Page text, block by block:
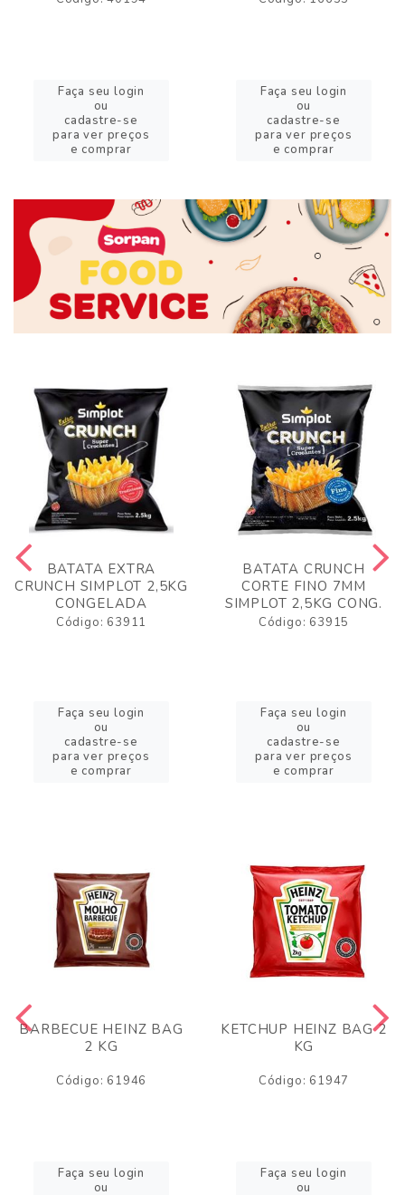
Faça seu login
ou
cadastre-se
para ver preços
e comprar
Faça seu login
ou
cadastre-se
para ver preços
e comprar
BATATA EXTRA
CRUNCH SIMPLOT 2,5KG
CONGELADA
Código: 63911
Faça seu login
ou
cadastre-se
para ver preços
e comprar
BATATA CRUNCH
CORTE FINO 7MM
SIMPLOT 2,5KG CONG.
Código: 63915
Faça seu login
ou
cadastre-se
para ver preços
e comprar
BARBECUE HEINZ BAG
2 KG
Código: 61946
Faça seu login
ou
KETCHUP HEINZ BAG 2
KG
Código: 61947
Faça seu login
ou